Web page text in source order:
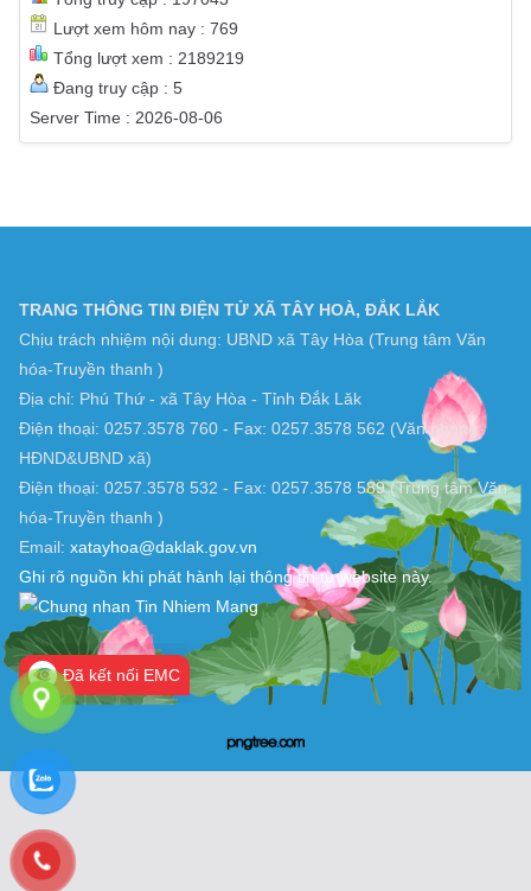
Truy cập hôm qua : 1099
Năm này : 112188
Tổng truy cập : 197043
TRANG THÔNG TIN ĐIỆN TỬ XÃ TÂY HOÀ, ĐẮK LẮK
Chịu trách nhiệm nội dung: UBND xã Tây Hòa (Trung tâm Văn
hóa-Truyền thanh )
Điện thoại: 0257.3578 760 - Fax: 0257.3578 562 (Văn phòng
HĐND&UBND xã)
Điện thoại: 0257.3578 532 - Fax: 0257.3578 589 (Trung tâm Văn
hóa-Truyền thanh )
Email:xatayhoa@daklak.gov.vn
Ghi rõ nguồn khi phát hành lại thông tin từ website này.
Đã kết nối EMC